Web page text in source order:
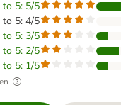
to 5: 5/5
to 5: 4/5
to 5: 3/5
to 5: 2/5
to 5: 1/5